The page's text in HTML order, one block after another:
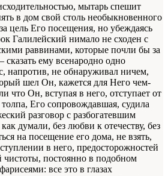
мытарь спешит
в дом свой столь необыкновенного
цель Его посещения, но убеждаясь
Галилейский нимало не сходен с
раввинами, которые почли бы за
сказать ему всенародно одно
напротив, не обнаруживал ничем,
шел Он, кажется для Него чем-
что Он, вступая в него, отступает от
Его сопровождавшая, судила
разговор с разбогатевшим
думали, без любви к отечеству, без
на посещение его дома, не взять,
в него, предосторожностей
чистоты, постоянно в подобном
все это в глазах